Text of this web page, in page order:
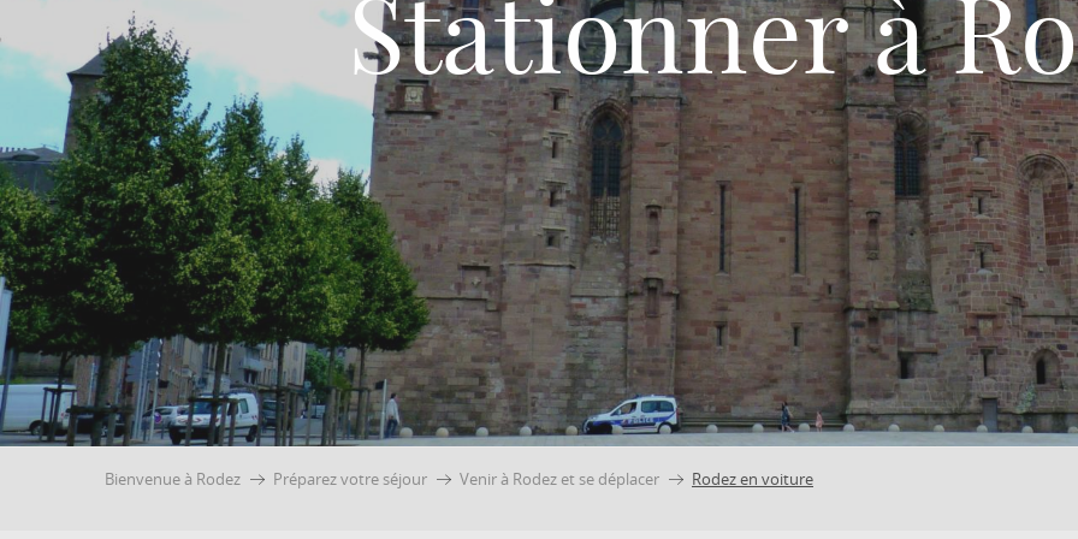
Stationner à
Bienvenue à Rodez Préparez votre séjour Venir à Rodez et se déplacer Rodez en voiture